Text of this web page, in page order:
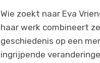
Wie zoekt naar Eva
haar werk combineert
geschiedenis op een
ingrijpende